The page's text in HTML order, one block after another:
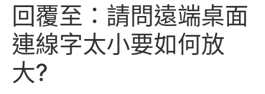
回覆至：請問遠端桌面
連線字太小要如何放
大?